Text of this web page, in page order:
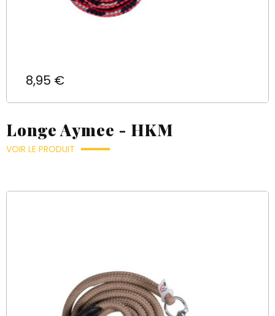
Prix
8,95 €
Longe Aymee - HKM
VOIR LE PRODUIT